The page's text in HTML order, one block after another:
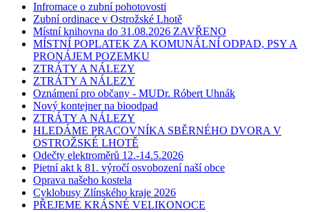
Infromace o zubní pohotovosti
Zubní ordinace v Ostrožské Lhotě
Místní knihovna do 31.08.2026 ZAVŘENO
MÍSTNÍ POPLATEK ZA KOMUNÁLNÍ ODPAD, PSY A
PRONÁJEM POZEMKU
ZTRÁTY A NÁLEZY
ZTRÁTY A NÁLEZY
Oznámení pro občany - MUDr. Róbert Uhnák
Nový kontejner na bioodpad
ZTRÁTY A NÁLEZY
HLEDÁME PRACOVNÍKA SBĚRNÉHO DVORA V
OSTROŽSKÉ LHOTĚ
Odečty elektroměrů 12.-14.5.2026
Pietní akt k 81. výročí osvobození naší obce
Oprava našeho kostela
Cyklobusy Zlínského kraje 2026
PŘEJEME KRÁSNÉ VELIKONOCE